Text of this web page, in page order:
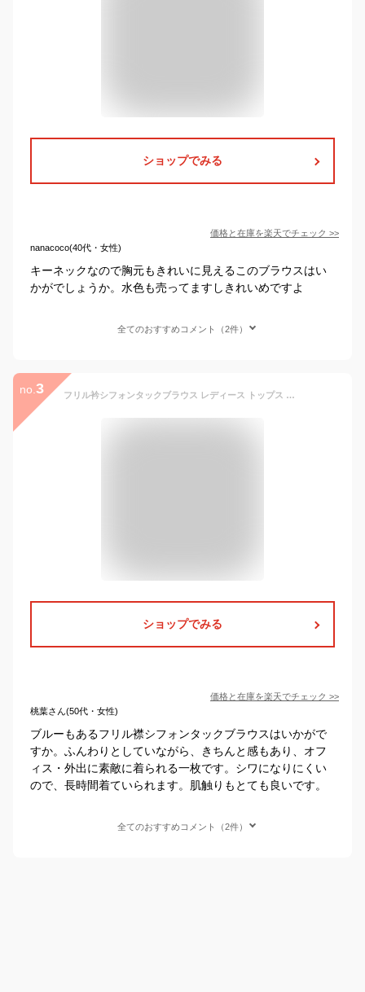
ショップでみる
価格と在庫を楽天でチェック >>
nanacoco(40代・女性)
キーネックなので胸元もきれいに見えるこのブラウスはい
かがでしょうか。水色も売ってますしきれいめですよ
全てのおすすめコメント（2件）
no. 3 フリル衿シフォンタックブラウス レディース トップス ブラウス 秋 ブラック/オフホワイト/トープ/スモーキーブルー/イエロー/モーブグレー M-5L
ショップでみる
価格と在庫を楽天でチェック >>
桃葉さん(50代・女性)
ブルーもあるフリル襟シフォンタックブラウスはいかがで
すか。ふんわりとしていながら、きちんと感もあり、オフ
ィス・外出に素敵に着られる一枚です。シワになりにくい
ので、長時間着ていられます。肌触りもとても良いです。
全てのおすすめコメント（2件）